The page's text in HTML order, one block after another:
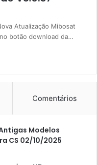
Atualização Mibosat
botão download da…
Comentários
Modelos
CS 02/10/2025